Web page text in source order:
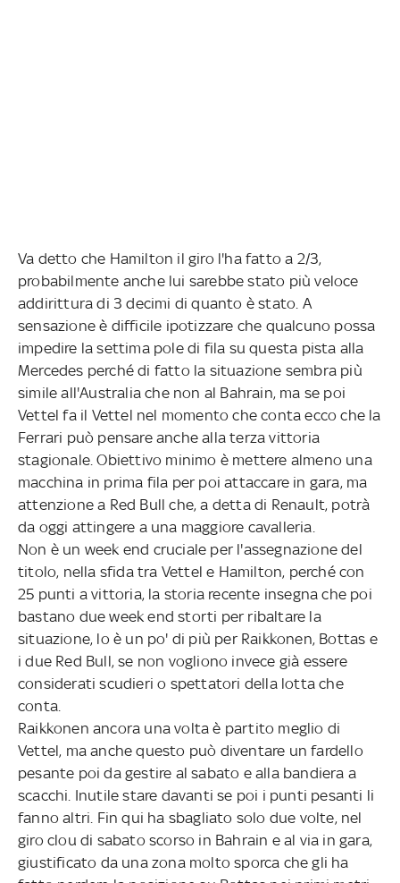
Va detto che Hamilton il giro l'ha fatto a 2/3,
probabilmente anche lui sarebbe stato più veloce
addirittura di 3 decimi di quanto è stato. A
sensazione è difficile ipotizzare che qualcuno possa
impedire la settima pole di fila su questa pista alla
Mercedes perché di fatto la situazione sembra più
simile all'Australia che non al Bahrain, ma se poi
Vettel fa il Vettel nel momento che conta ecco che la
Ferrari può pensare anche alla terza vittoria
stagionale. Obiettivo minimo è mettere almeno una
macchina in prima fila per poi attaccare in gara, ma
attenzione a Red Bull che, a detta di Renault, potrà
da oggi attingere a una maggiore cavalleria.
Non è un week end cruciale per l'assegnazione del
titolo, nella sfida tra Vettel e Hamilton, perché con
25 punti a vittoria, la storia recente insegna che poi
bastano due week end storti per ribaltare la
situazione, lo è un po' di più per Raikkonen, Bottas e
i due Red Bull, se non vogliono invece già essere
considerati scudieri o spettatori della lotta che
conta.
Raikkonen ancora una volta è partito meglio di
Vettel, ma anche questo può diventare un fardello
pesante poi da gestire al sabato e alla bandiera a
scacchi. Inutile stare davanti se poi i punti pesanti li
fanno altri. Fin qui ha sbagliato solo due volte, nel
giro clou di sabato scorso in Bahrain e al via in gara,
giustificato da una zona molto sporca che gli ha